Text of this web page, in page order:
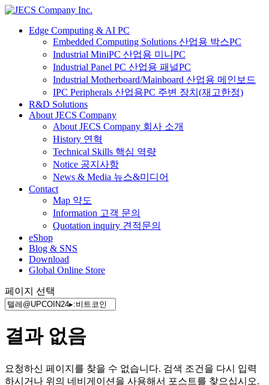
Edge Computing & AI PC
Embedded Computing Solutions 산업용 박스PC
Industrial MiniPC 산업용 미니PC
Industrial Panel PC 산업용 패널PC
Industrial Motherboard/Mainboard 산업용 메인보드
IPC Peripherals 산업용PC 주변 장치(재고한정)
R&D Solutions
About JECS Company
About JECS Company 회사 소개
History 연혁
Technical Skills 핵심 역량
Notice 공지사항
News & Media 뉴스&미디어
Contact
Map 약도
Information 고객 문의
Quotation inquiry 견적문의
eShop
Blog & SNS
Download
Global Online Store
페이지 선택
결과 없음
요청하신 페이지를 찾을 수 없습니다. 검색 조건을 다시 입력
하시거나 위의 네비게이션을 사용해서 포스트를 찾으십시오.